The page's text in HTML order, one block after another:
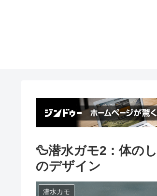
🦆潜水ガモ2：体の
のデザイン
潜水カモ